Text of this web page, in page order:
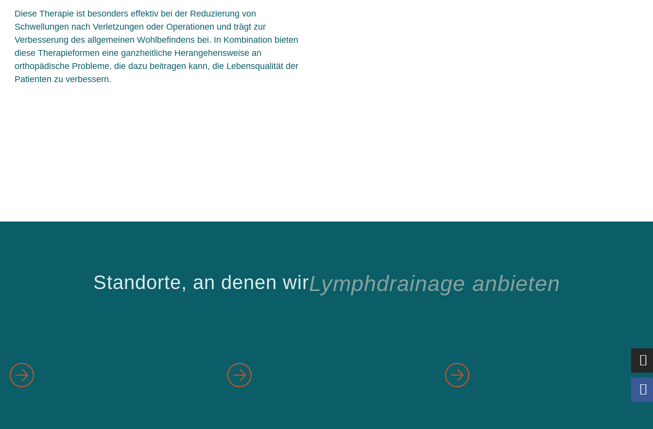
Diese Therapie ist besonders effektiv bei der Reduzierung von
Schwellungen nach Verletzungen oder Operationen und trägt zur
Verbesserung des allgemeinen Wohlbefindens bei. In Kombination bieten
diese Therapieformen eine ganzheitliche Herangehensweise an
orthopädische Probleme, die dazu beitragen kann, die Lebensqualität der
Patienten zu verbessern.
Standorte, an denen wirLymphdrainage anbieten